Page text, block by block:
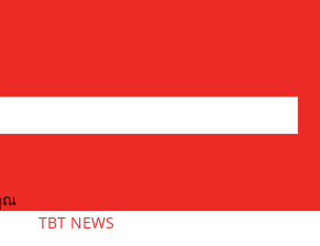
ณ
TBT NEWS